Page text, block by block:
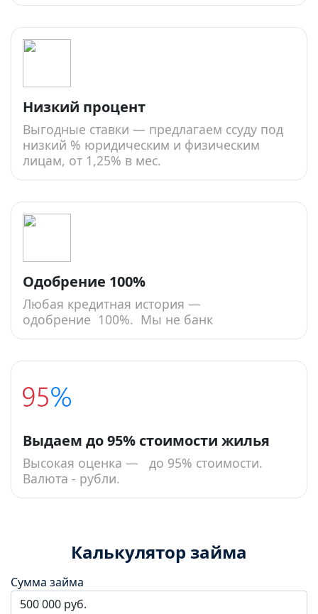
Низкий процент
Выгодные ставки — предлагаем ссуду под
низкий % юридическим и физическим
лицам, от 1,25% в мес.
Одобрение 100%
Любая кредитная история —
одобрение 100%. Мы не банк
Выдаем до 95% стоимости жилья
Высокая оценка — до 95% стоимости.
Валюта - рубли.
Калькулятор займа
Сумма займа